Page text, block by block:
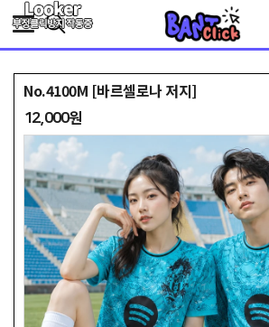
Toggle
No.4100M [바르셀로나 저지]
12,000원